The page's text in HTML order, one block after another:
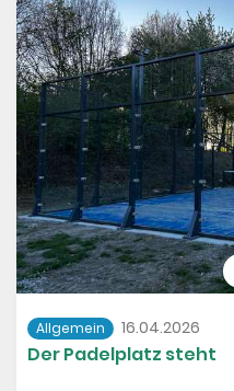
Allgemein 16.04.2026
Der Padelplatz steht